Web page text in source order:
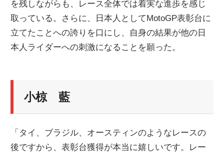
を残しながらも、レース全体では着実な進歩を感じ
取っている。さらに、日本人としてMotoGP表彰台に
立てたことへの誇りを口にし、自身の結果が他の日
本人ライダーへの刺激になることを願った。
小椋 藍
「タイ、ブラジル、オースティンのようなレースの
後ですから、表彰台獲得が本当に嬉しいです。レー